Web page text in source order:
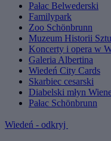
Pałac Belwederski
Familypark
Zoo Schönbrunn
Muzeum Historii
Koncerty i opera w
Galeria Albertina
Wiedeń City Cards
Skarbiec cesarski
Diabelski młyn
Pałac Schönbrunn
Wiedeń - odkryj